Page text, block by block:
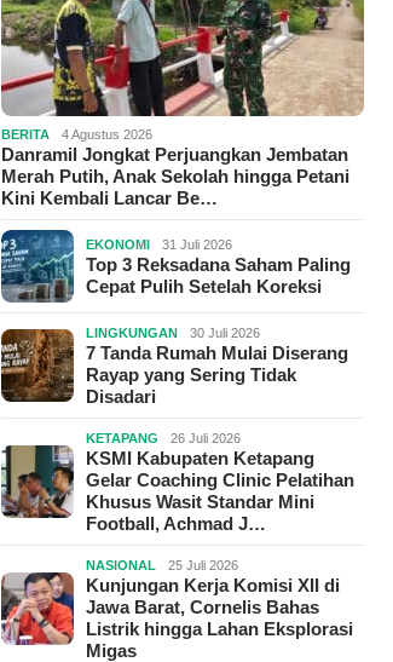
BERITA 4 Agustus 2026
Danramil Jongkat Perjuangkan Jembatan
Merah Putih, Anak Sekolah hingga Petani
Kini Kembali Lancar Be…
EKONOMI 31 Juli 2026
Top 3 Reksadana Saham Paling
Cepat Pulih Setelah Koreksi
LINGKUNGAN 30 Juli 2026
7 Tanda Rumah Mulai Diserang
Rayap yang Sering Tidak
Disadari
KETAPANG 26 Juli 2026
KSMI Kabupaten Ketapang
Gelar Coaching Clinic Pelatihan
Khusus Wasit Standar Mini
Football, Achmad J…
NASIONAL 25 Juli 2026
Kunjungan Kerja Komisi XII di
Jawa Barat, Cornelis Bahas
Listrik hingga Lahan Eksplorasi
Migas